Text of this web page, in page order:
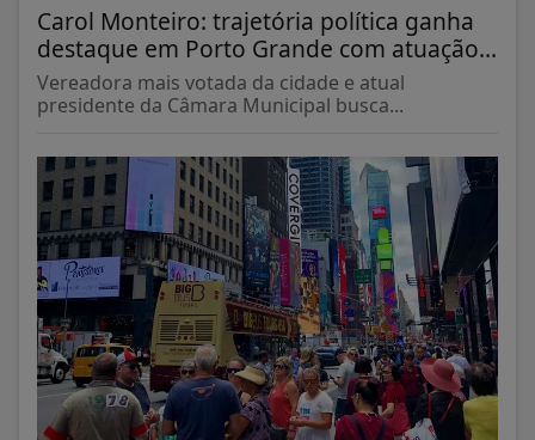
Carol Monteiro: trajetória política ganha
destaque em Porto Grande com atuação...
Vereadora mais votada da cidade e atual
presidente da Câmara Municipal busca...